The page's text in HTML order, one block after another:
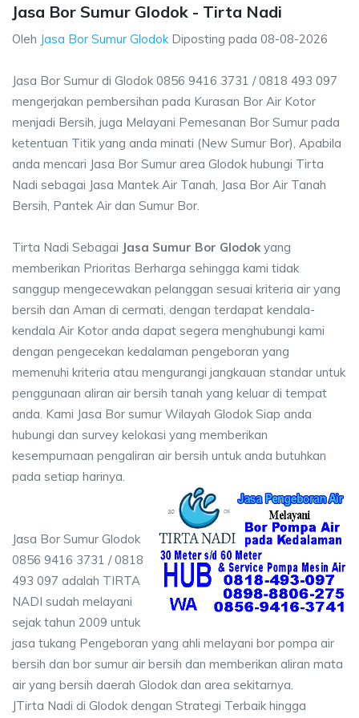
Jasa Bor Sumur Glodok - Tirta Nadi
Oleh Jasa Bor Sumur Glodok Diposting pada 08-08-2026
Jasa Bor Sumur di Glodok 0856 9416 3731 / 0818 493 097
mengerjakan pembersihan pada Kurasan Bor Air Kotor
menjadi Bersih, juga Melayani Pemesanan Bor Sumur pada
ketentuan Titik yang anda minati (New Sumur Bor), Apabila
anda mencari Jasa Bor Sumur area Glodok hubungi Tirta
Nadi sebagai Jasa Mantek Air Tanah, Jasa Bor Air Tanah
Bersih, Pantek Air dan Sumur Bor.
Tirta Nadi Sebagai Jasa Sumur Bor Glodok yang
memberikan Prioritas Berharga sehingga kami tidak
sanggup mengecewakan pelanggan sesuai kriteria air yang
bersih dan Aman di cermati, dengan terdapat kendala-
kendala Air Kotor anda dapat segera menghubungi kami
dengan pengecekan kedalaman pengeboran yang
memenuhi kriteria atau mengurangi jangkauan standar untuk
penggunaan aliran air bersih tanah yang keluar di tempat
anda. Kami Jasa Bor sumur Wilayah Glodok Siap anda
hubungi dan survey kelokasi yang memberikan
kesempurnaan pengaliran air bersih untuk anda butuhkan
pada setiap harinya.
Jasa Bor Sumur Glodok
0856 9416 3731 / 0818
493 097 adalah TIRTA
NADI sudah melayani
sejak tahun 2009 untuk
jasa tukang Pengeboran yang ahli melayani bor pompa air
bersih dan bor sumur air bersih dan memberikan aliran mata
air yang bersih daerah Glodok dan area sekitarnya.
JTirta Nadi di Glodok dengan Strategi Terbaik hingga